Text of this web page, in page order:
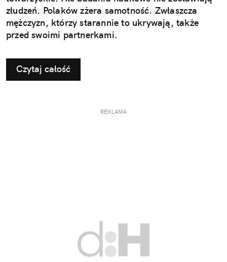
złudzeń. Polaków zżera samotność. Zwłaszcza
mężczyzn, którzy starannie to ukrywają, także
przed swoimi partnerkami.
Czytaj całość
REKLAMA